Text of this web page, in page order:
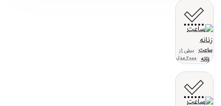
ساعت
زنانه
بیش از
2000 مدل